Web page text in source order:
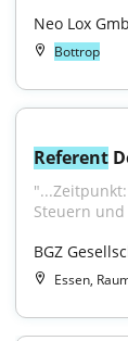
Neo Lox
Bottrop
Referent
"...Zeitpunkt:
Steuern
BGZ
Essen,